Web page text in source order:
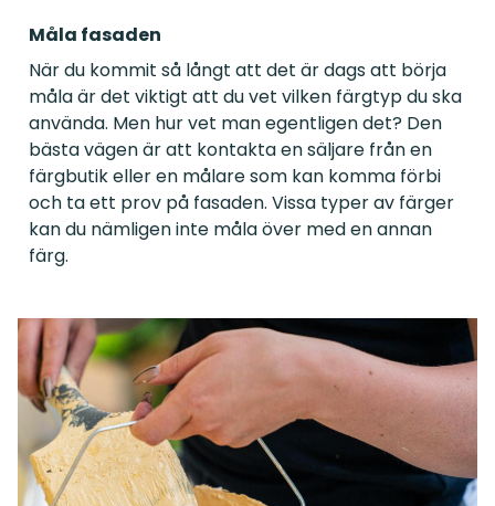
Måla fasaden
När du kommit så långt att det är dags att börja
måla är det viktigt att du vet vilken färgtyp du ska
använda. Men hur vet man egentligen det? Den
bästa vägen är att kontakta en säljare från en
färgbutik eller en målare som kan komma förbi
och ta ett prov på fasaden. Vissa typer av färger
kan du nämligen inte måla över med en annan
färg.